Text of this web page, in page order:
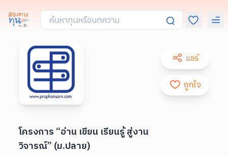
แชร์
ถูกใจ
โครงการ “อ่าน เขียน เรียนรู้ สู่งาน
วิจารณ์” (ม.ปลาย)